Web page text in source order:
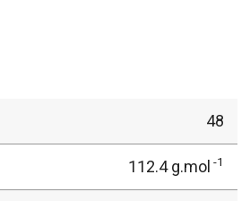
48
112.4 g.mol -1